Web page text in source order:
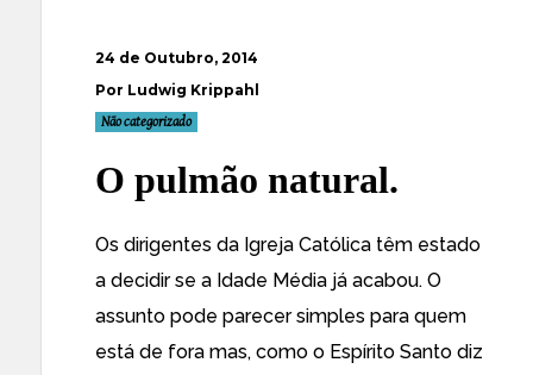
24 de Outubro, 2014
Por Ludwig Krippahl
Não categorizado
O pulmão natural.
Os dirigentes da Igreja Católica têm estado
a decidir se a Idade Média já acabou. O
assunto pode parecer simples para quem
está de fora mas, como o Espírito Santo diz